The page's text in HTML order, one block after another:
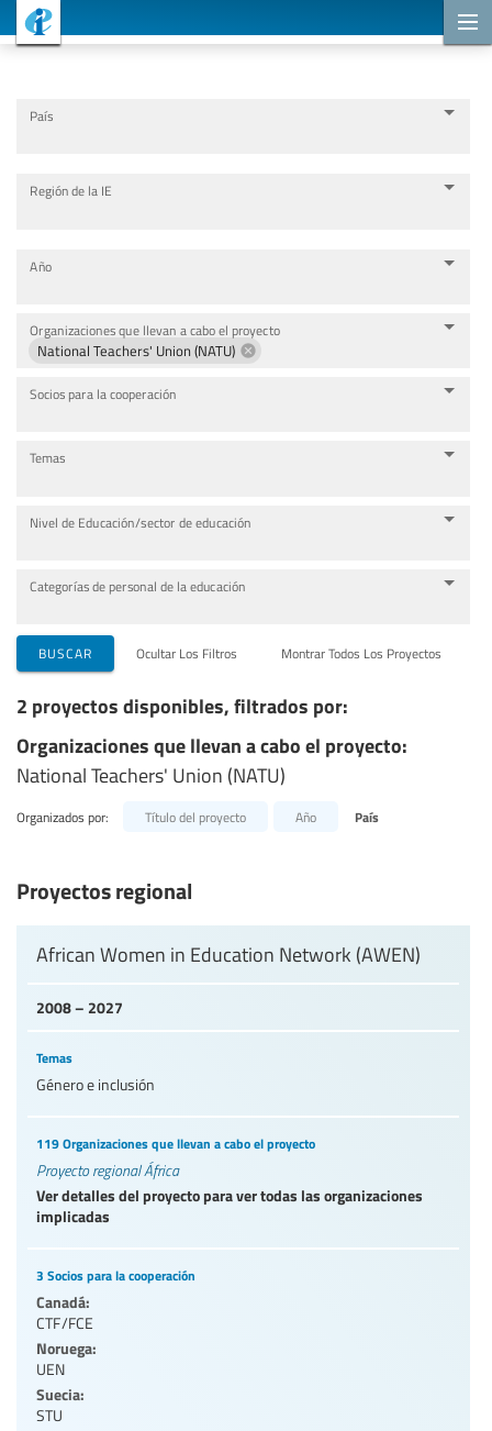
País
Región de la IE
Año
Organizaciones que llevan a cabo el proyecto
National Teachers' Union (NATU)
Socios para la cooperación
Temas
Nivel de Educación/sector de educación
Categorías de personal de la educación
BUSCAR Ocultar Los Filtros Montrar Todos Los Proyectos
2 proyectos disponibles, filtrados por:
Organizaciones que llevan a cabo el proyecto:
National Teachers' Union (NATU)
Organizados por: Título del proyecto Año País
Proyectos regional
2008 – 2027
African Women in Education Network (AWEN)
Temas
Género e inclusión
119 Organizaciones que llevan a cabo el proyecto
Proyecto regional África
Ver detalles del proyecto para ver todas las organizaciones
implicadas
3 Socios para la cooperación
Canadá:
CTF/FCE
Noruega:
UEN
Suecia:
STU